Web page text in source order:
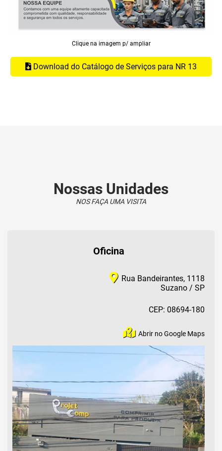
Clique na imagem p/ ampliar
Download do Catálogo de Serviços para NR 13
Nossas Unidades
NOS FAÇA UMA VISITA
Oficina
Rua Bandeirantes, 1118
Suzano / SP
CEP: 08694-180
Abrir no Google Maps